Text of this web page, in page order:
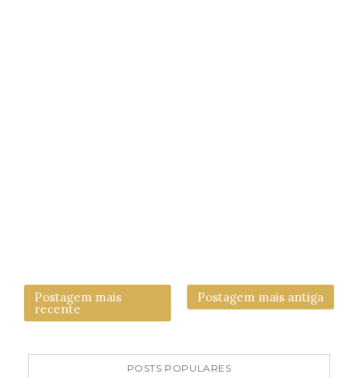
Postagem mais
recente
Postagem mais antiga
POSTS POPULARES